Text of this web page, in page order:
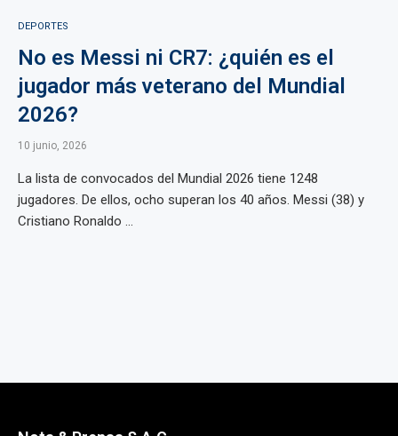
DEPORTES
No es Messi ni CR7: ¿quién es el
jugador más veterano del Mundial
2026?
10 junio, 2026
La lista de convocados del Mundial 2026 tiene 1248
jugadores. De ellos, ocho superan los 40 años. Messi (38) y
Cristiano Ronaldo ...